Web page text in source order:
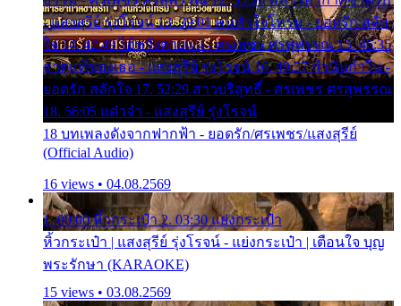
- แสงสุรีย์ รุ่งโรจน์ 13. 39:01 คนหัวใจโทรม - ยอดรัก สลัก
ใจ 14. 42:49 ไอ้หวังตายแน่ - ศรเพชร ศรสุพรรณ 15. 46:35
ธาตุแท้ของเธอ - แสงสุรีย์ รุ่งโรจน์ 16. 49:57 กำนันกำใน -
ยอดรัก สลักใจ 17. 52:29 สาวบริสุทธิ์ - ศรเพชร ศรสุพรรณ
18. 56:05 แต๋วจ๋า - แสงสุรีย์ รุ่งโรจน์
18 บทเพลงดังจากฟากฟ้า - ยอดรัก/ศรเพชร/แสงสุรีย์
(Official Audio)
16 views • 04.08.2569
1. 00:00 หิ้วกระเป๋า 2. 03:30 แย่งกระเป๋า
หิ้วกระเป๋า | แสงสุรีย์ รุ่งโรจน์ - แย่งกระเป๋า | เตือนใจ บุญ
พระรักษา (KARAOKE)
15 views • 03.08.2569